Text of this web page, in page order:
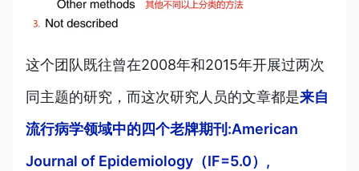
这个团队既往曾在2008年和2015年开展过两次
同主题的研究，而这次研究人员的文章都是来自
流行病学领域中的四个老牌期刊:American
Journal of Epidemiology（IF=5.0）,